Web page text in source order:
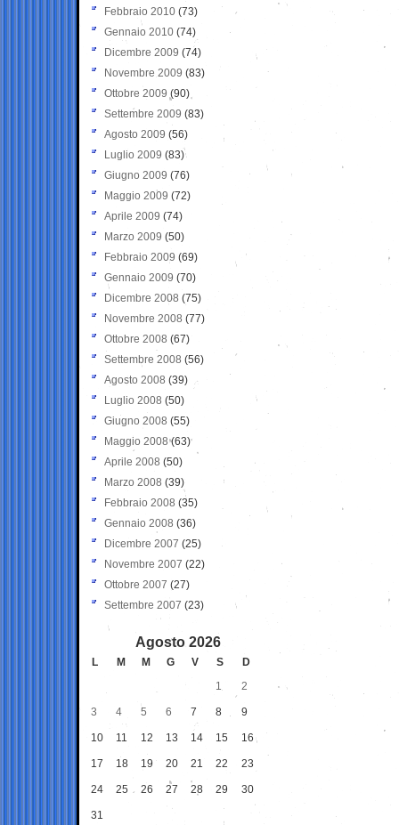
Febbraio 2010 (73)
Gennaio 2010 (74)
Dicembre 2009 (74)
Novembre 2009 (83)
Ottobre 2009 (90)
Settembre 2009 (83)
Agosto 2009 (56)
Luglio 2009 (83)
Giugno 2009 (76)
Maggio 2009 (72)
Aprile 2009 (74)
Marzo 2009 (50)
Febbraio 2009 (69)
Gennaio 2009 (70)
Dicembre 2008 (75)
Novembre 2008 (77)
Ottobre 2008 (67)
Settembre 2008 (56)
Agosto 2008 (39)
Luglio 2008 (50)
Giugno 2008 (55)
Maggio 2008(63)
Aprile 2008 (50)
Marzo 2008 (39)
Febbraio 2008 (35)
Gennaio 2008 (36)
Dicembre 2007 (25)
Novembre 2007 (22)
Ottobre 2007 (27)
Settembre 2007 (23)
Agosto 2026
L M M G V S
D
1
2
3 4 5 6 7 8 9
10 11 12 13 14 15 16
17 18 19 20 21 22 23
24 25 26 27 28 29 30
31